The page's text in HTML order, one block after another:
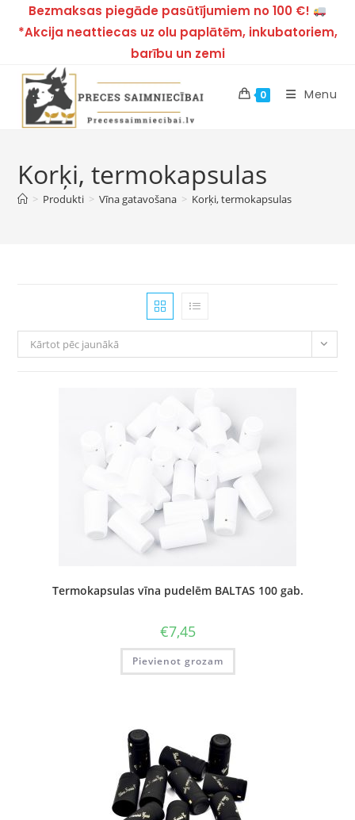
Bezmaksas piegāde pasūtījumiem no 100 €!
*Akcija neattiecas uz olu paplātēm, inkubatoriem,
barību un zemi
0 Menu
Korķi, termokapsulas
> Produkti > Vīna gatavošana > Korķi, termokapsulas
Kārtot pēc jaunākā
Termokapsulas vīna pudelēm BALTAS 100 gab.
€7,45
Pievienot grozam